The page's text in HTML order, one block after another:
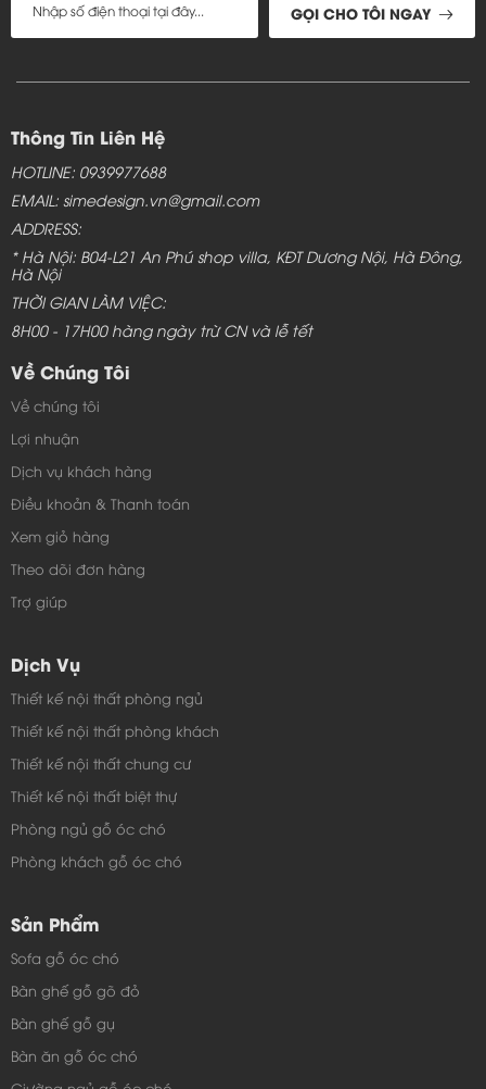
GỌI CHO TÔI NGAY
Thông Tin Liên Hệ
HOTLINE: 0939977688
EMAIL: simedesign.vn@gmail.com
ADDRESS:
* Hà Nội: B04-L21 An Phú shop villa, KĐT Dương Nội, Hà Đông,
Hà Nội
THỜI GIAN LÀM VIỆC:
8H00 - 17H00 hàng ngày trừ CN và lễ tết
Về Chúng Tôi
Về chúng tôi
Lợi nhuận
Dịch vụ khách hàng
Điều khoản & Thanh toán
Xem giỏ hàng
Theo dõi đơn hàng
Trợ giúp
Dịch Vụ
Thiết kế nội thất phòng ngủ
Thiết kế nội thất phòng khách
Thiết kế nội thất chung cư
Thiết kế nội thất biệt thự
Phòng ngủ gỗ óc chó
Phòng khách gỗ óc chó
Sản Phẩm
Sofa gỗ óc chó
Bàn ghế gỗ gõ đỏ
Bàn ghế gỗ gụ
Bàn ăn gỗ óc chó